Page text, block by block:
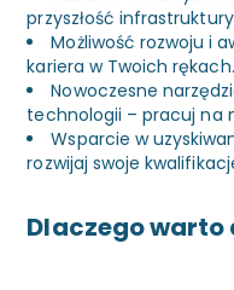
przyszłość
Możliwość rozwoju i
kariera w Twoich rękach.
Nowoczesne
technologii – pracuj na
Wsparcie w
rozwijaj swoje
Dlaczego warto